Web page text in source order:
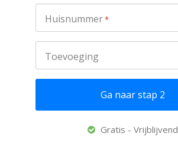
Huisnummer*
Toevoeging
Gratis - Vrijblijvend